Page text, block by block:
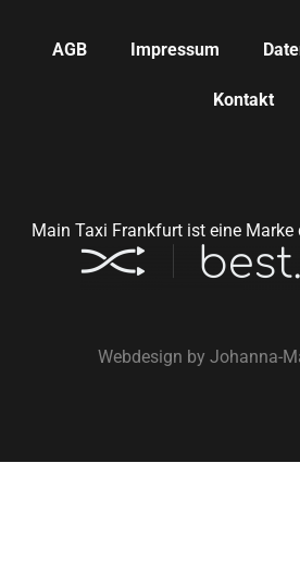
AGB Impressum
Kontakt
Main Taxi Frankfurt ist eine Marke
Webdesign by Johanna-